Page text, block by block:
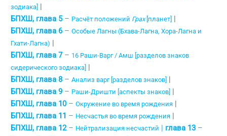
зодиака] |
БПХШ, глава 5– Расчёт положений Грах[планет] |
БПХШ, глава 6– Особые Лагны (Бхава-Лагна, Хора-Лагна и
Гхати-Лагна) |
БПХШ, глава 7– 16 Раши-Варг / Амш [разделов знаков
сидерического зодиака] |
БПХШ, глава 8– Анализ варг [разделов знаков] |
БПХШ, глава 9 – Раши-Дришти [аспекты знаков] |
БПХШ, глава 10– Окружение во время рождения |
БПХШ, глава 11 – Несчастья во время рождения |
БПХШ, глава 12– Нейтрализация несчастий | глава 13 –